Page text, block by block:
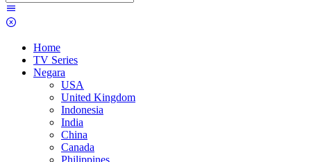
Home
TV Series
Negara
USA
United Kingdom
Indonesia
India
China
Canada
Philippines